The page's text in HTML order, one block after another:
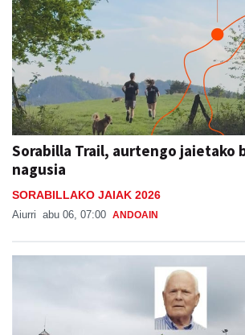
Sorabilla Trail, aurtengo jaietako
nagusia
SORABILLAKO JAIAK 2026
Aiurri abu 06, 07:00 ANDOAIN